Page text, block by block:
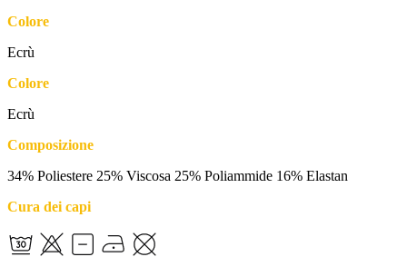
Colore
Ecrù
Colore
Ecrù
Composizione
34% Poliestere 25% Viscosa 25% Poliammide 16% Elastan
Cura dei capi